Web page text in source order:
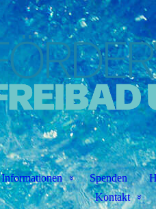
Informationen Spenden
Kontakt